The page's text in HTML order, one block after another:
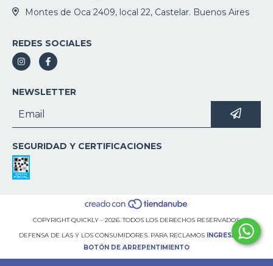
Montes de Oca 2409, local 22, Castelar. Buenos Aires
REDES SOCIALES
NEWSLETTER
SEGURIDAD Y CERTIFICACIONES
COPYRIGHT QUICKLY - 2026. TODOS LOS DERECHOS RESERVADOS.
DEFENSA DE LAS Y LOS CONSUMIDORES. PARA RECLAMOS INGRESÁ ACÁ.
BOTÓN DE ARREPENTIMIENTO